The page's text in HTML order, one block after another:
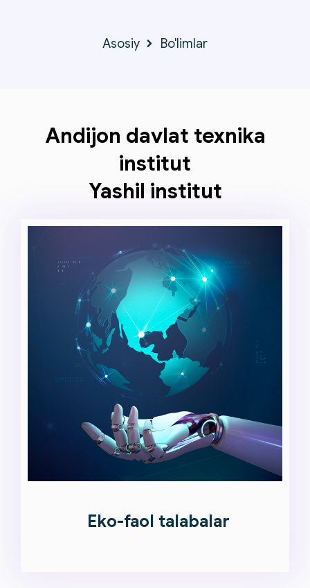
Asosiy Bo'limlar
Andijon davlat texnika
institut
Yashil institut
Eko-faol talabalar